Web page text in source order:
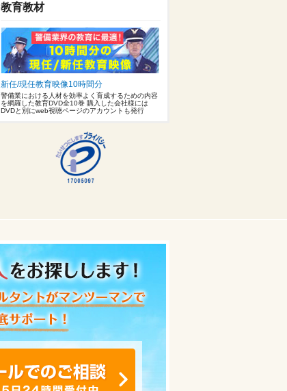
教育教材
新任/現任教育映像10時間分
警備業における人材を効率よく育成するための内容
を網羅した教育DVD全10巻 購入した会社様には
DVDと別にweb視聴ページのアカウントも発行